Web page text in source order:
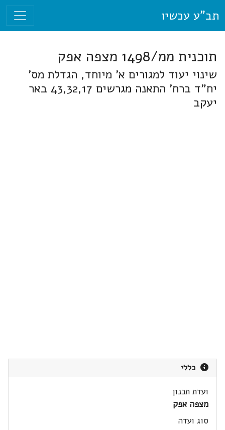
תב"ע עכשיו
תוכנית ממ/1498 מצפה אפק
שינוי יעוד למגורים א' מיוחד, הגדלת מס'
יח"ד ברח' התאנה מגרשים 43,32,17 באר
יעקב
כללי
ועדת תכנון
מצפה אפק
סוג ועדה